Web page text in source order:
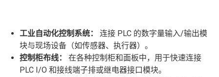
工业自动化控制系统：
连接 PLC 的数字量输入/输出模
块与现场设备（如传感器、执行器）。
控制柜布线：
在各种控制柜和面板中，用于快速连接
PLC I/O 和接线端子排或继电器接口模块。